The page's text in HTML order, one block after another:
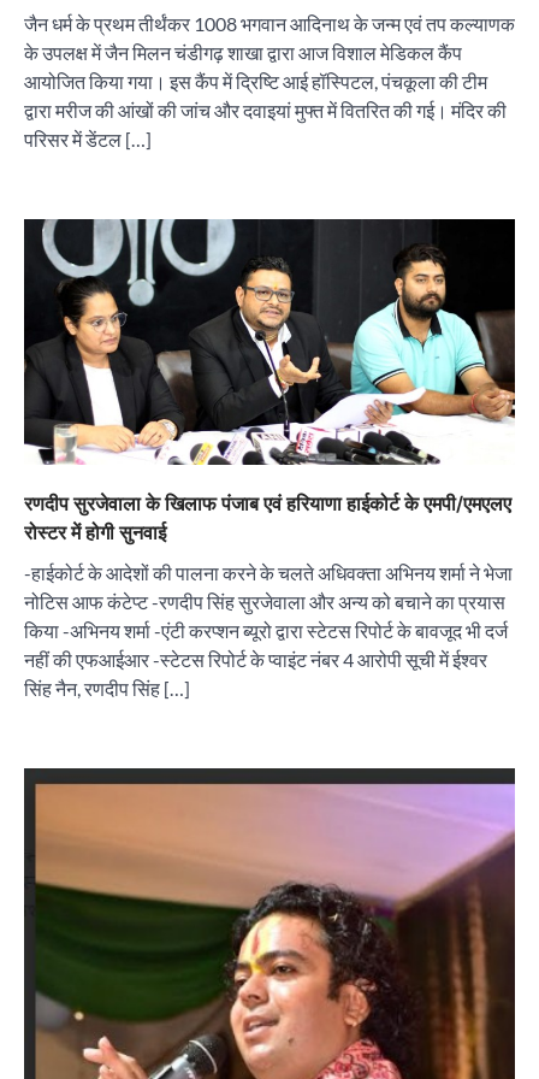
जैन धर्म के प्रथम तीर्थंकर 1008 भगवान आदिनाथ के जन्म एवं तप कल्याणक
के उपलक्ष में जैन मिलन चंडीगढ़ शाखा द्वारा आज विशाल मेडिकल कैंप
आयोजित किया गया। इस कैंप में द्रिष्टि आई हॉस्पिटल, पंचकूला की टीम
द्वारा मरीज की आंखों की जांच और दवाइयां मुफ्त में वितरित की गई। मंदिर की
परिसर में डेंटल […]
रणदीप सुरजेवाला के खिलाफ पंजाब एवं हरियाणा हाईकोर्ट के एमपी/एमएलए
रोस्टर में होगी सुनवाई
-हाईकोर्ट के आदेशों की पालना करने के चलते अधिवक्ता अभिनय शर्मा ने भेजा
नोटिस आफ कंटेप्ट -रणदीप सिंह सुरजेवाला और अन्य को बचाने का प्रयास
किया -अभिनय शर्मा -एंटी करप्शन ब्यूरो द्वारा स्टेटस रिपोर्ट के बावजूद भी दर्ज
नहीं की एफआईआर -स्टेटस रिपोर्ट के प्वाइंट नंबर 4 आरोपी सूची में ईश्वर
सिंह नैन, रणदीप सिंह […]